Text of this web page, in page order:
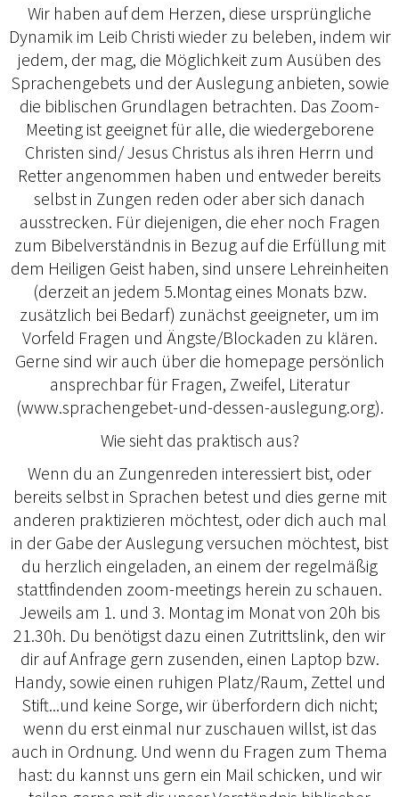
Wir haben auf dem Herzen, diese ursprüngliche
Dynamik im Leib Christi wieder zu beleben, indem wir
jedem, der mag, die Möglichkeit zum Ausüben des
Sprachengebets und der Auslegung anbieten, sowie
die biblischen Grundlagen betrachten. Das Zoom-
Meeting ist geeignet für alle, die wiedergeborene
Christen sind/ Jesus Christus als ihren Herrn und
Retter angenommen haben und entweder bereits
selbst in Zungen reden oder aber sich danach
ausstrecken. Für diejenigen, die eher noch Fragen
zum Bibelverständnis in Bezug auf die Erfüllung mit
dem Heiligen Geist haben, sind unsere Lehreinheiten
(derzeit an jedem 5.Montag eines Monats bzw.
zusätzlich bei Bedarf) zunächst geeigneter, um im
Vorfeld Fragen und Ängste/Blockaden zu klären.
Gerne sind wir auch über die homepage persönlich
ansprechbar für Fragen, Zweifel, Literatur
(www.sprachengebet-und-dessen-auslegung.org).
Wie sieht das praktisch aus?
Wenn du an Zungenreden interessiert bist, oder
bereits selbst in Sprachen betest und dies gerne mit
anderen praktizieren möchtest, oder dich auch mal
in der Gabe der Auslegung versuchen möchtest, bist
du herzlich eingeladen, an einem der regelmäßig
stattfindenden zoom-meetings herein zu schauen.
Jeweils am 1. und 3. Montag im Monat von 20h bis
21.30h. Du benötigst dazu einen Zutrittslink, den wir
dir auf Anfrage gern zusenden, einen Laptop bzw.
Handy, sowie einen ruhigen Platz/Raum, Zettel und
Stift...und keine Sorge, wir überfordern dich nicht;
wenn du erst einmal nur zuschauen willst, ist das
auch in Ordnung. Und wenn du Fragen zum Thema
hast: du kannst uns gern ein Mail schicken, und wir